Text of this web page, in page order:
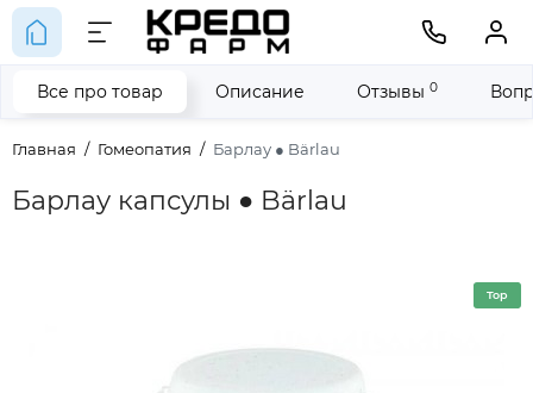
Главная Гомеопатия Барлау ● Bärlau
Барлау капсулы ● Bärlau
Все про товар Описание Отзывы 0
Top